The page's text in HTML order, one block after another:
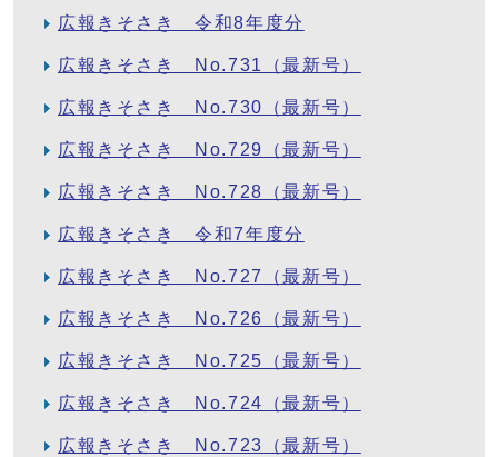
広報きそさき 令和8年度分
広報きそさき No.731（最新号）
広報きそさき No.730（最新号）
広報きそさき No.729（最新号）
広報きそさき No.728（最新号）
広報きそさき 令和7年度分
広報きそさき No.727（最新号）
広報きそさき No.726（最新号）
広報きそさき No.725（最新号）
広報きそさき No.724（最新号）
広報きそさき No.723（最新号）